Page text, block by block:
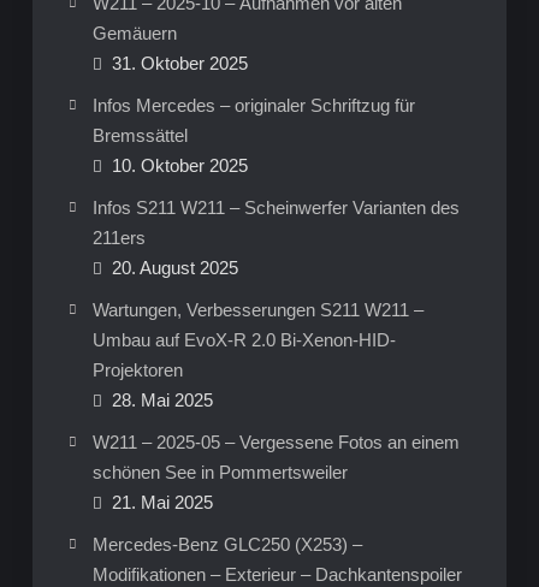
Gemäuern
31. Oktober 2025
Infos Mercedes – originaler Schriftzug für
Bremssättel
10. Oktober 2025
Infos S211 W211 – Scheinwerfer Varianten des
211ers
20. August 2025
Wartungen, Verbesserungen S211 W211 –
Umbau auf EvoX-R 2.0 Bi-Xenon-HID-
Projektoren
28. Mai 2025
W211 – 2025-05 – Vergessene Fotos an einem
schönen See in Pommertsweiler
21. Mai 2025
Mercedes-Benz GLC250 (X253) –
Modifikationen – Exterieur – Dachkantenspoiler